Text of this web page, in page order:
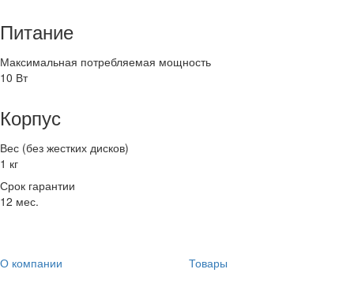
Питание
Максимальная потребляемая мощность
10 Вт
Корпус
Вес (без жестких дисков)
1 кг
Срок гарантии
12 мес.
О компании
Товары